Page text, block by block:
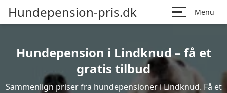
Hundepension-pris.dk Menu
Hundepension i Lindknud – få et
gratis tilbud
Sammenlign priser fra hundepensioner i Lindknud. Få et